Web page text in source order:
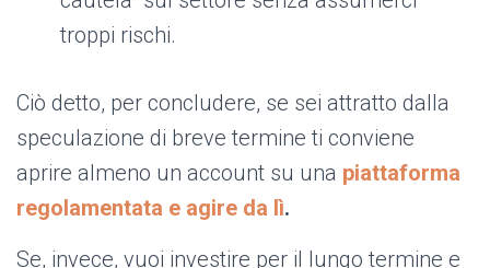
troppi rischi.
Ciò detto, per concludere, se sei attratto dalla
speculazione di breve termine ti conviene
aprire almeno un account su una piattaforma
regolamentata e agire da lì.
Se, invece, vuoi investire per il lungo termine e